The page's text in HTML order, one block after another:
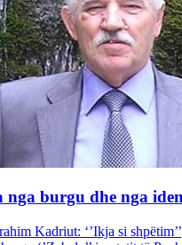
burgu dhe nga
Kadriut: ‘’Ikja si